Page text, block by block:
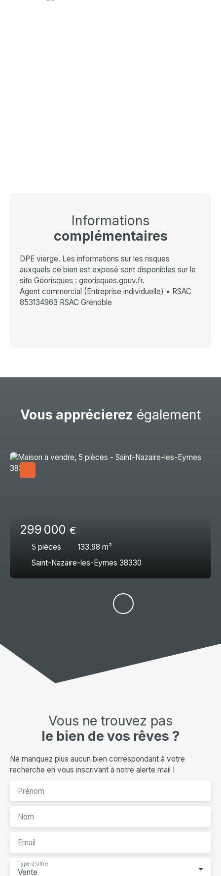
Informations
complémentaires
DPE vierge. Les informations sur les risques
auxquels ce bien est exposé sont disponibles sur le
site Géorisques : georisques.gouv.fr.
Agent commercial (Entreprise individuelle) • RSAC
853134963 RSAC Grenoble
Vous apprécierez également
299 000 €
5 pièces 133.98 m²
Saint-Nazaire-les-Eymes 38330
Vous ne trouvez pas
le bien de vos rêves ?
Ne manquez plus aucun bien correspondant à votre
recherche en vous inscrivant à notre alerte mail !
Prénom
Nom
Email
Vente
Type d'offre